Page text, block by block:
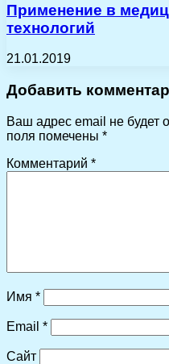
Применение в
технологий
21.01.2019
Добавить
Ваш адрес email не будет
поля помечены *
Комментарий *
Имя *
Email *
Сайт